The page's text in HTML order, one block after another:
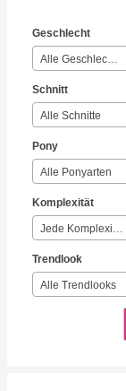
Geschlecht
Alle Geschlechter
Schnitt
Alle Schnitte
Pony
Alle Ponyarten
Komplexität
Jede Komplexität
Trendlook
Alle Trendlooks